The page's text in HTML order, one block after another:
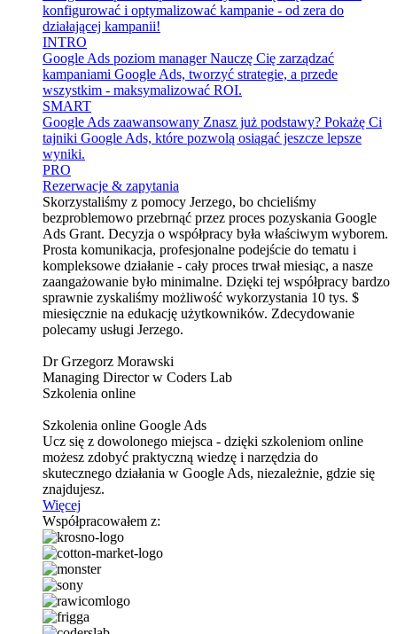
konfigurować i optymalizować kampanie - od zera do
działającej kampanii!
INTRO
Google Ads poziom manager Nauczę Cię zarządzać
kampaniami Google Ads, tworzyć strategie, a przede
wszystkim - maksymalizować ROI.
SMART
Google Ads zaawansowany Znasz już podstawy? Pokażę Ci
tajniki Google Ads, które pozwolą osiągać jeszcze lepsze
wyniki.
PRO
Rezerwacje & zapytania
Skorzystaliśmy z pomocy Jerzego, bo chcieliśmy
bezproblemowo przebrnąć przez proces pozyskania Google
Ads Grant. Decyzja o współpracy była właściwym wyborem.
Prosta komunikacja, profesjonalne podejście do tematu i
kompleksowe działanie - cały proces trwał miesiąc, a nasze
zaangażowanie było minimalne. Dzięki tej współpracy bardzo
sprawnie zyskaliśmy możliwość wykorzystania 10 tys. $
miesięcznie na edukację użytkowników. Zdecydowanie
polecamy usługi Jerzego.
Dr Grzegorz Morawski
Managing Director w Coders Lab
Szkolenia online
Szkolenia online Google Ads
Ucz się z dowolonego miejsca - dzięki szkoleniom online
możesz zdobyć praktyczną wiedzę i narzędzia do
skutecznego działania w Google Ads, niezależnie, gdzie się
znajdujesz.
Więcej
Współpracowałem z: